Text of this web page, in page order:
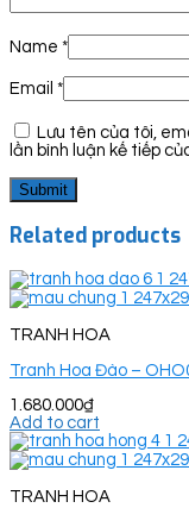
Name *
Email *
Lưu tên của tôi,
lần bình luận kế tiếp
Related products
TRANH HOA
Tranh Hoa Đào –
1.680.000₫
Add to cart
TRANH HOA